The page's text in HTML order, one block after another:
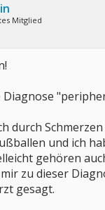
Mitglied
Diagnose
durch
und ich
gehören
zu dieser
gesagt.